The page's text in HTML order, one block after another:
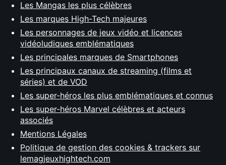
Les Mangas les plus célèbres
Les marques High-Tech majeures
Les personnages de jeux vidéo et licences
vidéoludiques emblématiques
Les principales marques de Smartphones
Les principaux canaux de streaming (films et
séries) et de VOD
Les super-héros les plus emblématiques et connus
Les super-héros Marvel célèbres et acteurs
associés
Mentions Légales
Politique de gestion des cookies & trackers sur
lemagjeuxhightech.com